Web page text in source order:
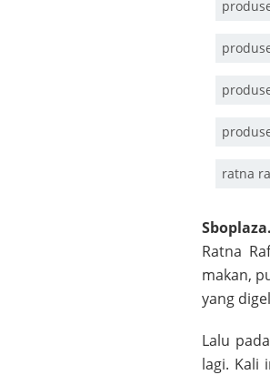
ratna
Ratna
makan,
yang
Lalu
lagi. Kali